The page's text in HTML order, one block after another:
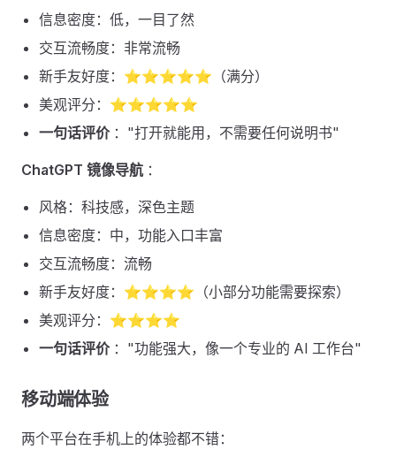
信息密度：低，一目了然
交互流畅度：非常流畅
新手友好度：⭐⭐⭐⭐⭐（满分）
美观评分：⭐⭐⭐⭐⭐
一句话评价："打开就能用，不需要任何说明书"
ChatGPT 镜像导航 ：
风格：科技感，深色主题
信息密度：中，功能入口丰富
交互流畅度：流畅
新手友好度：⭐⭐⭐⭐（小部分功能需要探索）
美观评分：⭐⭐⭐⭐
一句话评价："功能强大，像一个专业的 AI 工作台"
移动端体验 ​
两个平台在手机上的体验都不错：